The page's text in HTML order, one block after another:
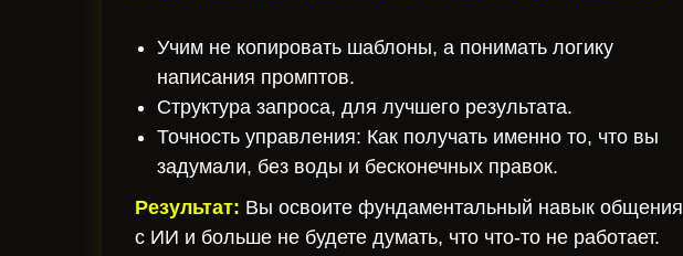
Учим не копировать шаблоны, а понимать логику
написания промптов.
Структура запроса, для лучшего результата.
Точность управления: Как получать именно то, что вы
задумали, без воды и бесконечных правок.
Результат: Вы освоите фундаментальный навык общения
с ИИ и больше не будете думать, что что-то не работает.